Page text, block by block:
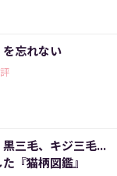
忘れない
三毛、キジ三毛...
『猫柄図鑑』